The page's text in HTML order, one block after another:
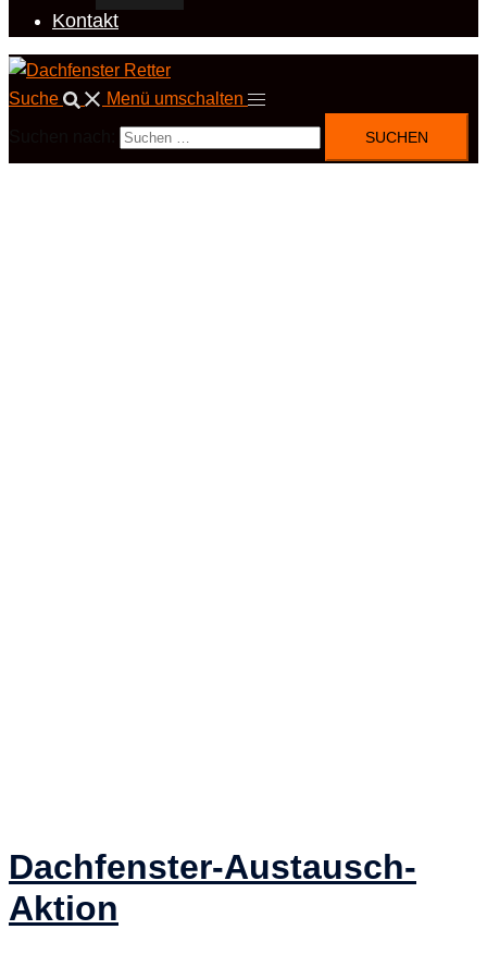
Kontakt
Suche Menü umschalten
Dachfenster-Austausch-
Aktion